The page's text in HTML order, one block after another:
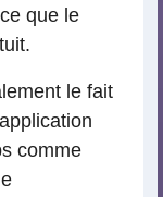
que le
le fait
comme